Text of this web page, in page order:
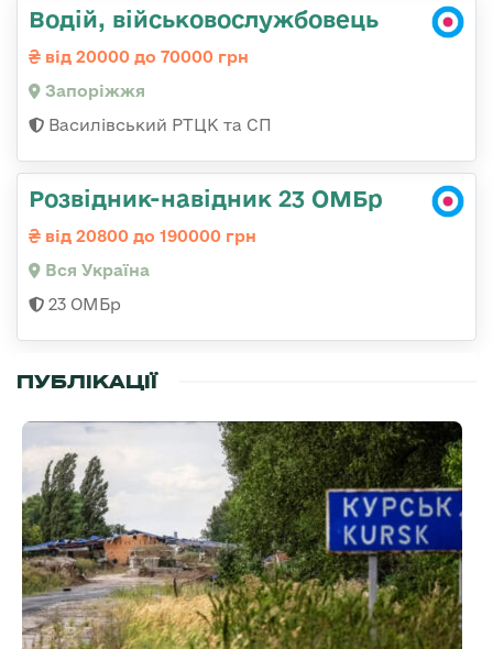
Водій, військовослужбовець
від 20000 до 70000 грн
Запоріжжя
Василівський РТЦК та СП
Розвідник-навідник 23 ОМБр
від 20800 до 190000 грн
Вся Україна
23 ОМБр
ПУБЛІКАЦІЇ